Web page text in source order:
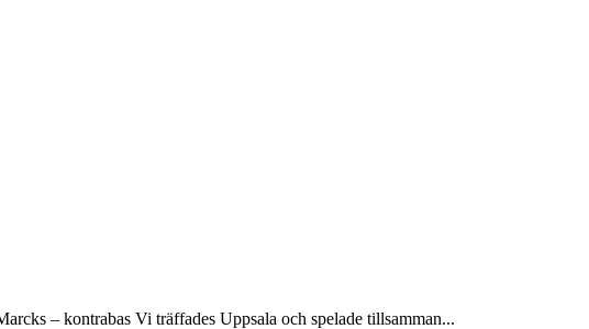
– kontrabas Vi träffades Uppsala och spelade tillsamman...